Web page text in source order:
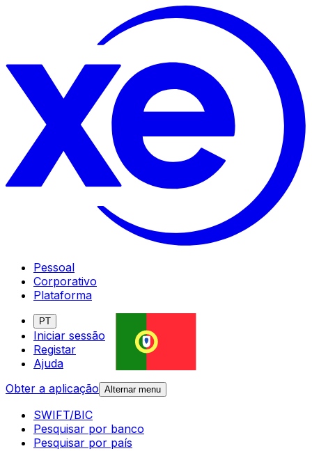
Pessoal
Corporativo
Plataforma
PT
Iniciar sessão
Registar
Ajuda
Obter a aplicação Alternar menu
SWIFT/BIC
Pesquisar por banco
Pesquisar por país